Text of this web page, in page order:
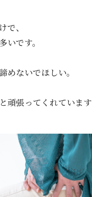
で、
いです。
めないでほしい。
頑張ってくれています